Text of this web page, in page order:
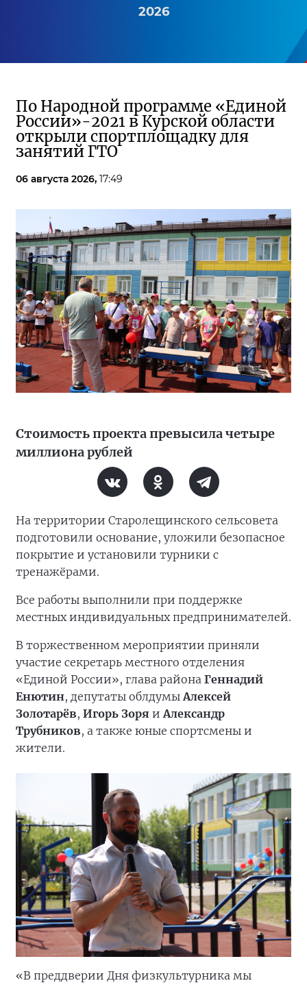
2026
По Народной программе «Единой
России»-2021 в Курской области
открыли спортплощадку для
занятий ГТО
06 августа 2026, 17:49
Стоимость проекта превысила четыре
миллиона рублей
На территории Старолещинского сельсовета
подготовили основание, уложили безопасное
покрытие и установили турники с
тренажёрами.
Все работы выполнили при поддержке
местных индивидуальных предпринимателей.
В торжественном мероприятии приняли
участие секретарь местного отделения
«Единой России», глава района Геннадий
Енютин, депутаты облдумыАлексей
Золотарёв, Игорь Зоря иАлександр
Трубников, а также юные спортсмены и
жители.
«В преддверии Дня физкультурника мы